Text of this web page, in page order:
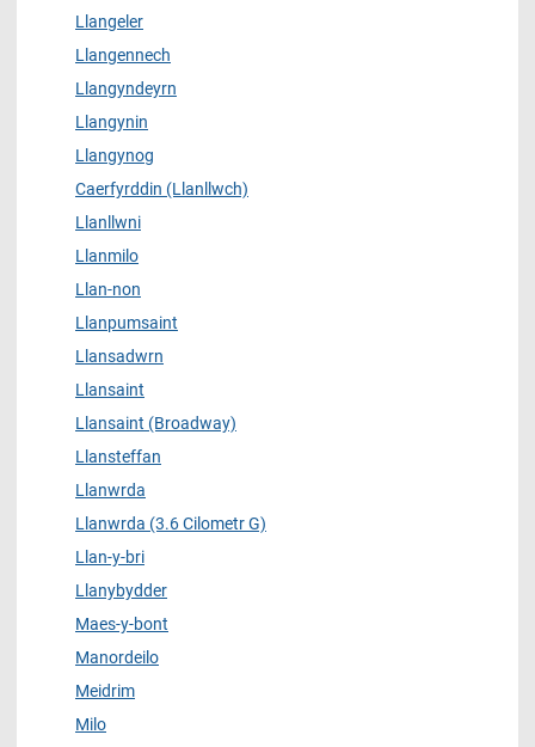
Llangeler
Llangennech
Llangyndeyrn
Llangynin
Llangynog
Caerfyrddin (Llanllwch)
Llanllwni
Llanmilo
Llan-non
Llanpumsaint
Llansadwrn
Llansaint
Llansaint (Broadway)
Llansteffan
Llanwrda
Llanwrda (3.6 Cilometr G)
Llan-y-bri
Llanybydder
Maes-y-bont
Manordeilo
Meidrim
Milo